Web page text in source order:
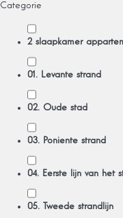
Categorie
2 slaapkamer
01. Levante strand
02. Oude stad
03. Poniente strand
04. Eerste lijn van het
05. Tweede strandlijn